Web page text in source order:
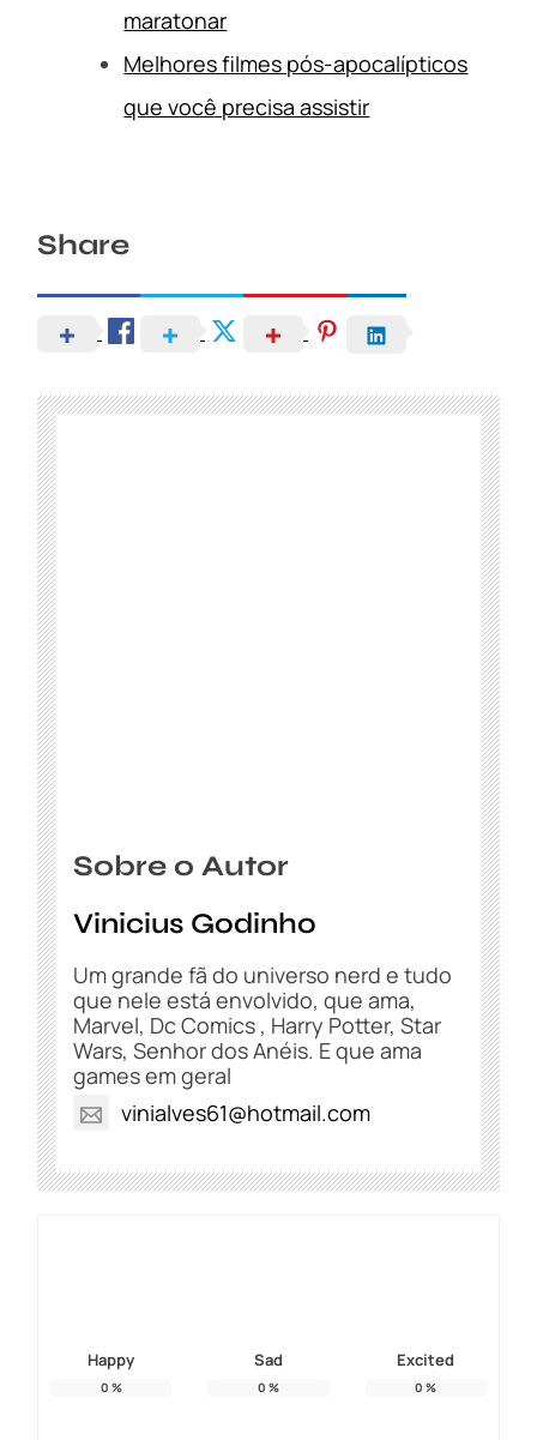
maratonar
Melhores filmes pós-apocalípticos
que você precisa assistir
Share
Sobre o Autor
Vinicius Godinho
Um grande fã do universo nerd e tudo
que nele está envolvido, que ama,
Marvel, Dc Comics , Harry Potter, Star
Wars, Senhor dos Anéis. E que ama
games em geral
vinialves61@hotmail.com
Happy
0 %
Sad
0 %
Excited
0 %